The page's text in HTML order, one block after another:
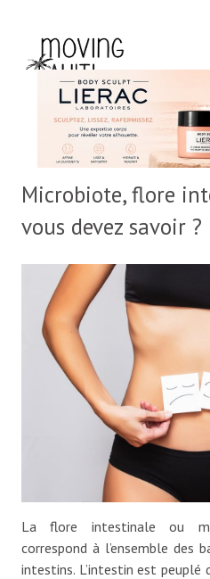
Microbiote, flore
vous devez savoir ?
La flore intestinale ou
correspond à l’ensemble des
intestins. L’intestin est peuplé